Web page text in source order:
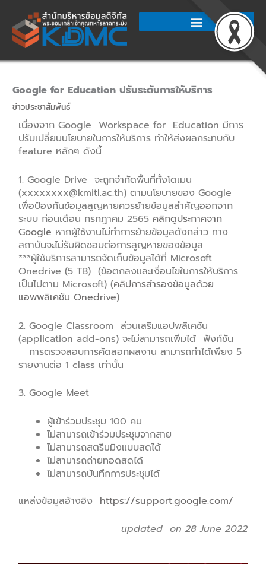
content
Google for Education ปรับระดับการให้บริการ
ข่าวประชาสัมพันธ์
เนื่องจาก Google Workspace for Education มีการ
ปรับเปลี่ยนนโยบายในการให้บริการ ทำให้ส่งผลกระทบกับ
feature หลักๆ ดังนี้
1. Google Drive จะถูกจำกัดพื้นที่ทั้งโดเมน
(xxxxxxxx@kmitl.ac.th) ตามนโยบายของ Google
เพื่อป้องกันข้อมูลสูญหายควรย้ายข้อมูลสำคัญออกจาก
ระบบ ก่อนเดือน กรกฎาคม 2565 คลิกดูประกาศจาก
Google หากผู้ใช้งานไม่ทำการย้ายข้อมูลดังกล่าว ทาง
สถาบันจะไม่รับผิดชอบต่อการสูญหายของข้อมูล
***ผู้ใช้บริการสามารถจัดเก็บข้อมูลได้ที่ Microsoft
Onedrive (5 TB) (ข้อตกลงและเงื่อนไขในการให้บริการ
เป็นไปตาม Microsoft) (คลิปการสำรองข้อมูลด้วย
แอพพลิเคชัน Onedrive)
2. Google Classroom ส่วนเสริมแอปพลิเคชัน
(application add-ons) จะไม่สามารถเพิ่มได้ ฟังก์ชัน
การตรวจสอบการคัดลอกผลงาน สามารถทำได้เพียง 5
รายงานต่อ 1 class เท่านั้น
3. Google Meet
ผู้เข้าร่วมประชุม 100 คน
ไม่สามารถเข้าร่วมประชุมจากสาย
ไม่สามารถสตรีมมิงแบบสดได้
ไม่สามารถถ่ายทอดสดได้
ไม่สามารถบันทึกการประชุมได้
แหล่งข้อมูลอ้างอิง https://support.google.com/
updated on 28 June 2022